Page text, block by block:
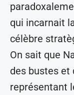
qui incarnait
célèbre
On sait que
des bustes et
représentant